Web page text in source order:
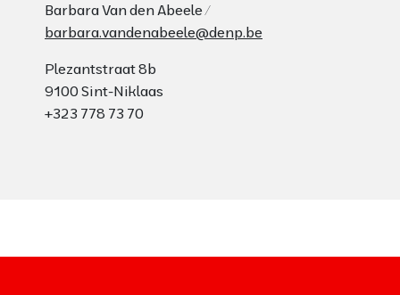
Barbara Van den Abeele /
barbara.vandenabeele@denp.be
Plezantstraat 8b
9100 Sint-Niklaas
+323 778 73 70